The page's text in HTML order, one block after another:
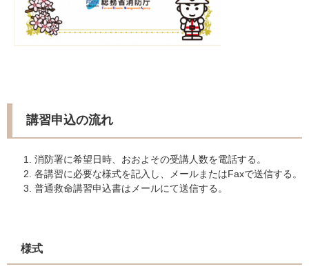
講習申込の流れ
消防署に希望日時、おおよその受講人数を電話する。
各講習に必要な様式を記入し、メールまたはFaxで送信する。
普通救命講習申込書はメールにて送信する。
様式